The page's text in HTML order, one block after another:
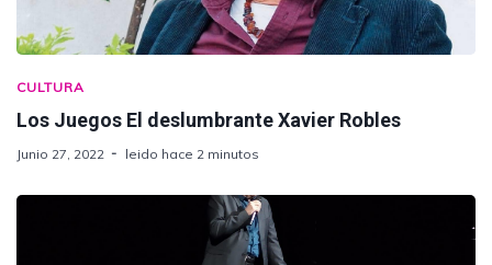
CULTURA
Los Juegos El deslumbrante Xavier Robles
Junio 27, 2022 leido hace 2 minutos